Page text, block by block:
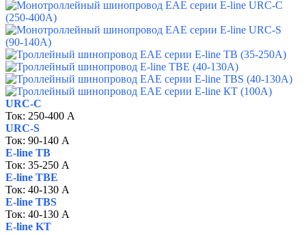
URC-C
Ток: 250-400 А
URC-S
Ток: 90-140 А
E-line TB
Ток: 35-250 А
E-line TBE
Ток: 40-130 А
E-line TBS
Ток: 40-130 А
E-line KT